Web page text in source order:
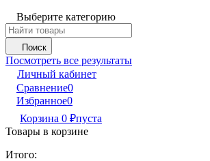
Выберите категорию
Поиск
Посмотреть все результаты
Личный кабинет
Сравнение0
Избранное0
Корзина 0 ₽пуста
Товары в корзине
Итого: